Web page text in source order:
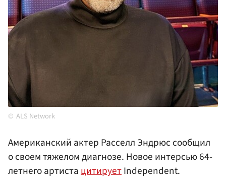
ALS Network
Американский актер Расселл Эндрюс сообщил
о своем тяжелом диагнозе. Новое интерсью 64-
летнего артистацитируетIndependent.